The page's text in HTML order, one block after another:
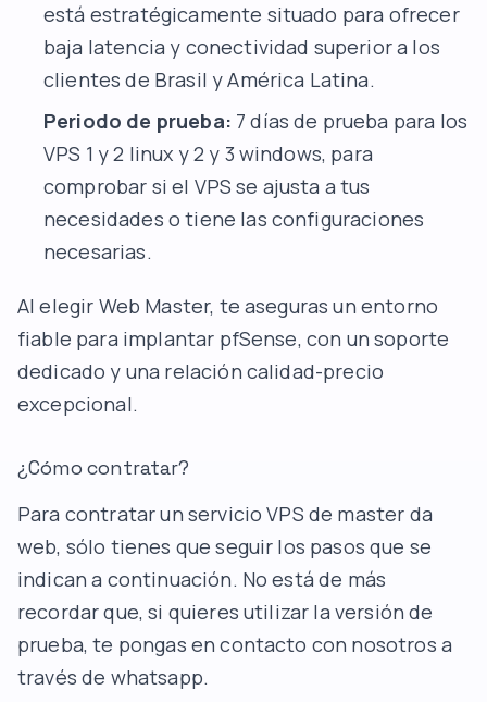
está estratégicamente situado para ofrecer
baja latencia y conectividad superior a los
clientes de Brasil y América Latina.
Periodo de prueba: 7 días de prueba para los
VPS 1 y 2 linux y 2 y 3 windows, para
comprobar si el VPS se ajusta a tus
necesidades o tiene las configuraciones
necesarias.
Al elegir Web Master, te aseguras un entorno
fiable para implantar pfSense, con un soporte
dedicado y una relación calidad-precio
excepcional.
¿Cómo contratar?
Para contratar un servicio VPS de master da
web, sólo tienes que seguir los pasos que se
indican a continuación. No está de más
recordar que, si quieres utilizar la versión de
prueba, te pongas en contacto con nosotros a
través de whatsapp.